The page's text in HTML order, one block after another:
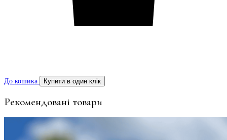
До кошика Купити в один клік
Рекомендовані товари